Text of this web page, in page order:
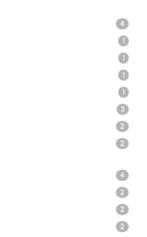
4
1
1
1
1
3
2
2
4
2
2
2